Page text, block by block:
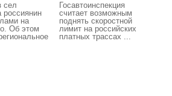
сел
россиянин
на
Об этом
Госавтоинспекция
считает возможным
поднять скоростной
лимит на российских
платных трассах ...